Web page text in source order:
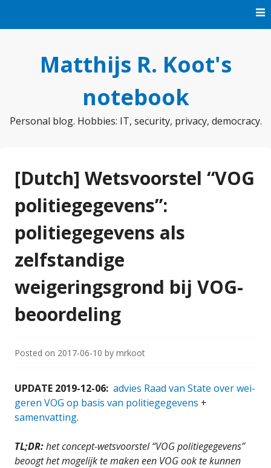
Matthijs R. Koot's
notebook
Personal blog. Hobbies: IT, security, privacy, democracy.
[Dutch] Wetsvoorstel “VOG
politiegegevens”:
politiegegevens als
zelfstandige
weigeringsgrond bij VOG-
beoordeling
Posted on 2017-06-10 by mrkoot
UPDATE 2019-12-06: advies Raad van State over wei­
ge­ren VOG op ba­sis van po­li­tie­ge­ge­vens +
samenvatting.
TL;DR:het concept-wetsvoorstel “VOG politiegegevens”
beoogt het mogelijk te maken een VOG ook te kunnen